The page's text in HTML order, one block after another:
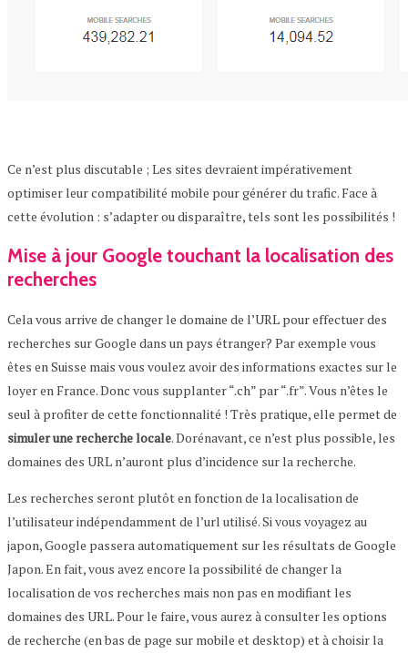
Ce n’est plus discutable ; Les sites devraient impérativement
optimiser leur compatibilité mobile pour générer du trafic. Face à
cette évolution : s’adapter ou disparaître, tels sont les possibilités !
Mise à jour Google touchant la localisation des
recherches
Cela vous arrive de changer le domaine de l’URL pour effectuer des
recherches sur Google dans un pays étranger? Par exemple vous
êtes en Suisse mais vous voulez avoir des informations exactes sur le
loyer en France. Donc vous supplanter “.ch” par “.fr”. Vous n’êtes le
seul à profiter de cette fonctionnalité ! Très pratique, elle permet de
simuler une recherche locale. Dorénavant, ce n’est plus possible, les
domaines des URL n’auront plus d’incidence sur la recherche.
Les recherches seront plutôt en fonction de la localisation de
l’utilisateur indépendamment de l’url utilisé. Si vous voyagez au
japon, Google passera automatiquement sur les résultats de Google
Japon. En fait, vous avez encore la possibilité de changer la
localisation de vos recherches mais non pas en modifiant les
domaines des URL. Pour le faire, vous aurez à consulter les options
de recherche (en bas de page sur mobile et desktop) et à choisir la